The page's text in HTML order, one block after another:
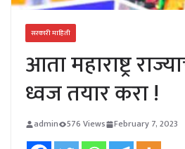
सरकारी माहिती
आता महाराष्ट्र
ध्वज तयार करा !
admin 576 Views February 7, 2023